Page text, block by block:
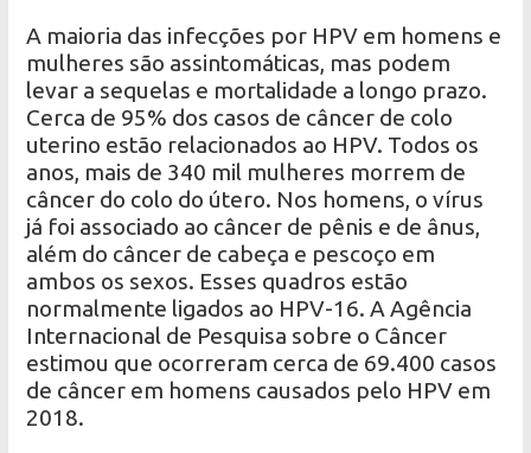
A maioria das infecções por HPV em homens e
mulheres são assintomáticas, mas podem
levar a sequelas e mortalidade a longo prazo.
Cerca de 95% dos casos de câncer de colo
uterino estão relacionados ao HPV. Todos os
anos, mais de 340 mil mulheres morrem de
câncer do colo do útero. Nos homens, o vírus
já foi associado ao câncer de pênis e de ânus,
além do câncer de cabeça e pescoço em
ambos os sexos. Esses quadros estão
normalmente ligados ao HPV-16. A Agência
Internacional de Pesquisa sobre o Câncer
estimou que ocorreram cerca de 69.400 casos
de câncer em homens causados ​​pelo HPV em
2018.